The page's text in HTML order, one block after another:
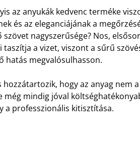
az anyukák kedvenc terméke
és az eleganciájának a
nagyszerűsége? Nos,
a vizet, viszont a sűrű
hatás megvalósulhasson.
hozzátartozik, hogy az anyag nem
még mindig jóval
a professzionális kitisztítása.